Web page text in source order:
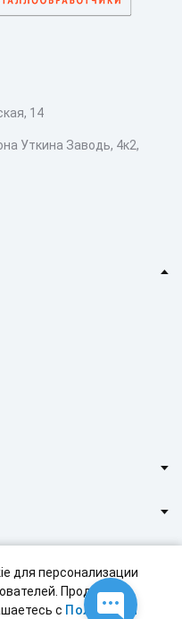
для персонализации
Продолжая
с Политикой
14
Уткина Заводь, 4к2,